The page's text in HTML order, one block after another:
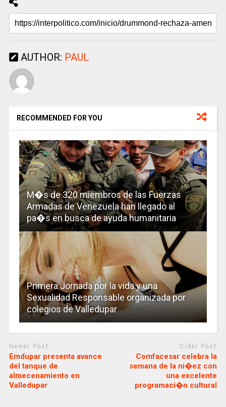
AUTHOR: PAUL
RECOMMENDED FOR YOU
M�s de 320 miembros de las Fuerzas
Armadas de Venezuela han llegado al
pa�s en busca de ayuda humanitaria
Primera Jornada por la vida y una
Sexualidad Responsable organizada por
colegios de Valledupar
Newer Post
Emdupar presenta avance
del tanque de
almecenamiento en
Valledupar
Older Post
Comfacesar celebra la
semana de la ni�ez con
una excelente
programaci�n cultural